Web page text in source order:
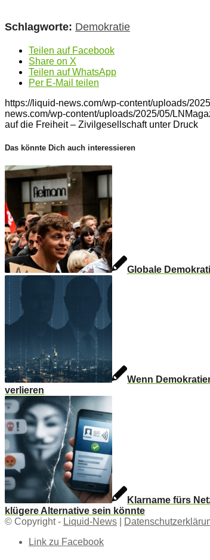
Schlagworte: Demokratie
Teilen auf Facebook
Share on X
Teilen auf WhatsApp
Per E-Mail teilen
https://liquid-news.com/wp-content/uploads/
news.com/wp-content/uploads/2025/05/
auf die Freiheit – Zivilgesellschaft unter Druck
Das könnte Dich auch interessieren
Globale
Wenn
verlieren
Klarname fürs
klügere Alternative sein könnte
© Copyright - Liquid-News
Link zu Facebook